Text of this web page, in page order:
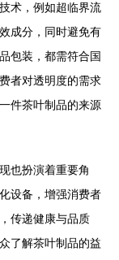
术，例如超临界流
成分，同时避免有
包装，都需符合国
者对透明度的需求
件茶叶制品的来源
也扮演着重要角
设备，增强消费者
传递健康与品质
了解茶叶制品的益